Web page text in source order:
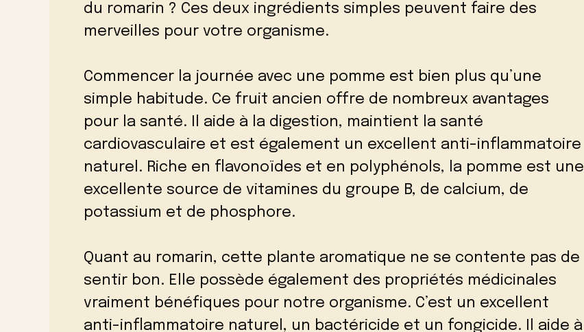
du romarin ? Ces deux ingrédients simples peuvent faire des
merveilles pour votre organisme.
Commencer la journée avec une pomme est bien plus qu’une
simple habitude. Ce fruit ancien offre de nombreux avantages
pour la santé. Il aide à la digestion, maintient la santé
cardiovasculaire et est également un excellent anti-inflammatoire
naturel. Riche en flavonoïdes et en polyphénols, la pomme est une
excellente source de vitamines du groupe B, de calcium, de
potassium et de phosphore.
Quant au romarin, cette plante aromatique ne se contente pas de
sentir bon. Elle possède également des propriétés médicinales
vraiment bénéfiques pour notre organisme. C’est un excellent
anti-inflammatoire naturel, un bactéricide et un fongicide. Il aide à